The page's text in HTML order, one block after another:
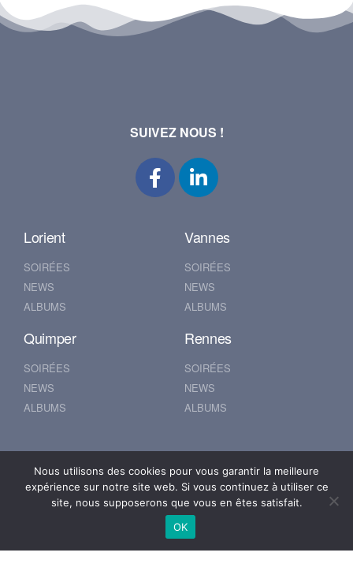
SUIVEZ NOUS !
Lorient
SOIRÉES
NEWS
ALBUMS
Vannes
SOIRÉES
NEWS
ALBUMS
Quimper
SOIRÉES
NEWS
ALBUMS
Rennes
SOIRÉES
NEWS
ALBUMS
Nantes
SOIRÉES
SOIRÉES
NEWS
ALBUMS
Nous utilisons des cookies pour vous garantir la meilleure
expérience sur notre site web. Si vous continuez à utiliser ce
site, nous supposerons que vous en êtes satisfait.
OK